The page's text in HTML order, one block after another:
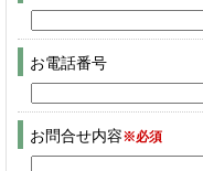
お電話番号
お問合せ内容※必須